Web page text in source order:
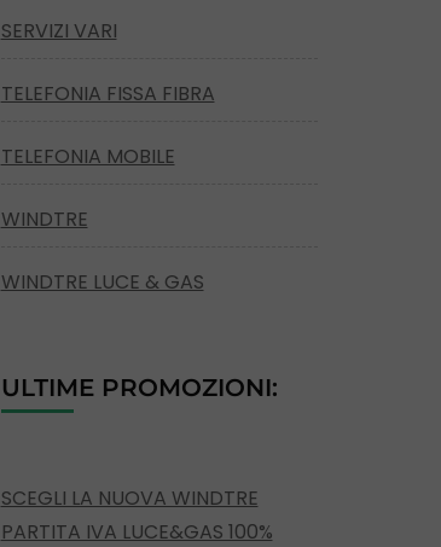
SERVIZI VARI
TELEFONIA FISSA FIBRA
TELEFONIA MOBILE
WINDTRE
WINDTRE LUCE & GAS
ULTIME PROMOZIONI:
SCEGLI LA NUOVA WINDTRE
PARTITA IVA LUCE&GAS 100%